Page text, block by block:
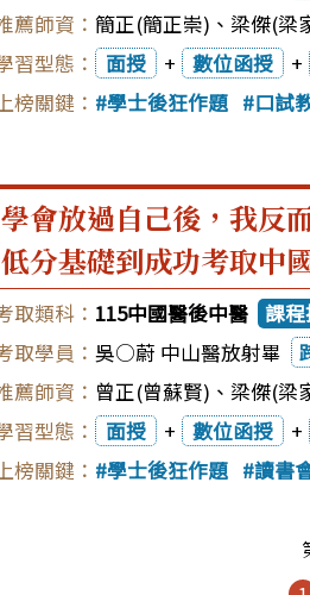
簡正(簡正崇) 、 梁傑(梁
面授
+ 數位函授 +
學士後狂作題
口試
學會放過自己後，我反
低分基礎到成功考取中
115中國醫後中醫 課
吳○蔚 中山醫放射畢
曾正(曾蘇賢) 、 梁傑(梁
面授
+ 數位函授 +
學士後狂作題
讀書